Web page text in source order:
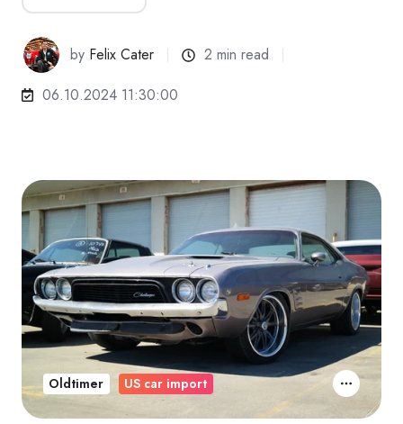
by Felix Cater
2 min read
06.10.2024 11:30:00
Oldtimer US car import